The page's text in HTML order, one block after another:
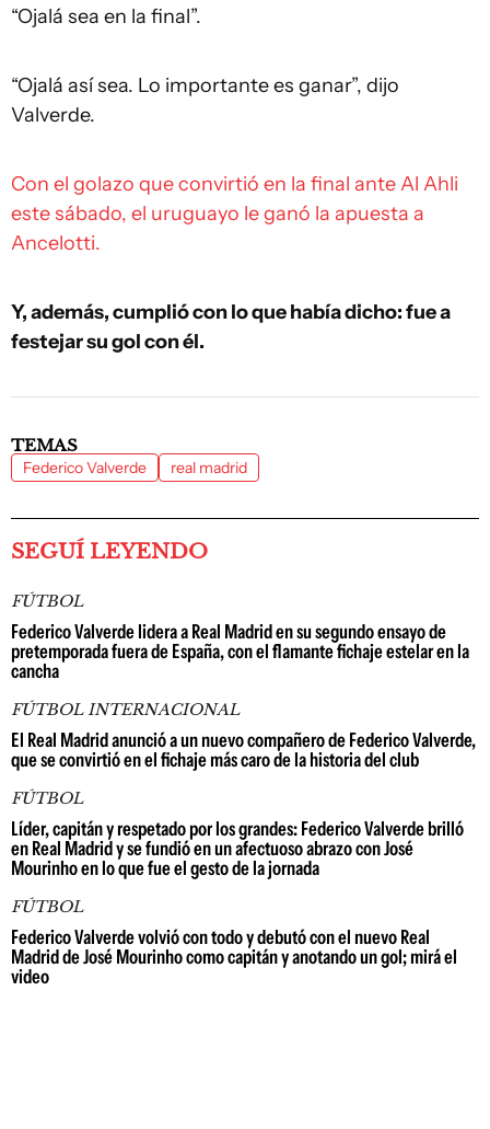
“Ojalá sea en la final”.
“Ojalá así sea. Lo importante es ganar”, dijo
Valverde.
Con el golazo que convirtió en la final ante Al Ahli
este sábado, el uruguayo le ganó la apuesta a
Ancelotti.
Y, además, cumplió con lo que había dicho: fue a
festejar su gol con él.
TEMAS
Federico Valverde real madrid
SEGUÍ LEYENDO
FÚTBOL
Federico Valverde lidera a Real Madrid en su segundo ensayo de
pretemporada fuera de España, con el flamante fichaje estelar en la
cancha
FÚTBOL INTERNACIONAL
El Real Madrid anunció a un nuevo compañero de Federico Valverde,
que se convirtió en el fichaje más caro de la historia del club
FÚTBOL
Líder, capitán y respetado por los grandes: Federico Valverde brilló
en Real Madrid y se fundió en un afectuoso abrazo con José
Mourinho en lo que fue el gesto de la jornada
FÚTBOL
Federico Valverde volvió con todo y debutó con el nuevo Real
Madrid de José Mourinho como capitán y anotando un gol; mirá el
video